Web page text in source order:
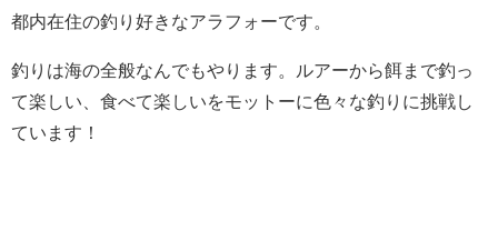
都内在住の釣り好きなアラフォーです。
釣りは海の全般なんでもやります。ルアーから餌まで釣っ
て楽しい、食べて楽しいをモットーに色々な釣りに挑戦し
ています！